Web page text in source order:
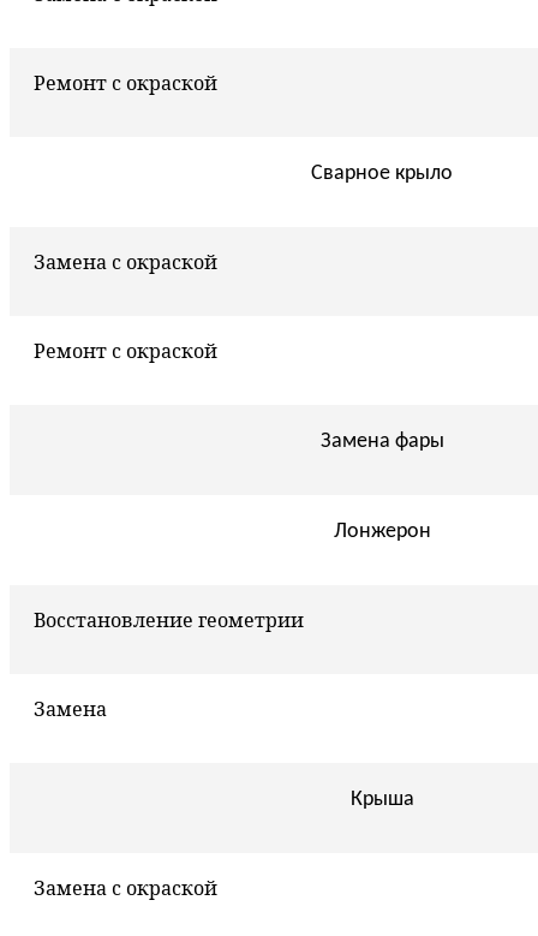
Ремонт с окраской
Сварное крыло
Замена с окраской
Ремонт с окраской
Замена фары
Лонжерон
Восстановление геометрии
Замена
Крыша
Замена с окраской